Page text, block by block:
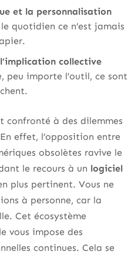
et la personnalisation
quotidien ce n’est jamais
collective
peu importe l’outil, ce sont
confronté à des dilemmes
effet, l’opposition entre
obsolètes ravive le
le recours à un logiciel
plus pertinent. Vous ne
à personne, car la
Cet écosystème
vous impose des
continues. Cela se